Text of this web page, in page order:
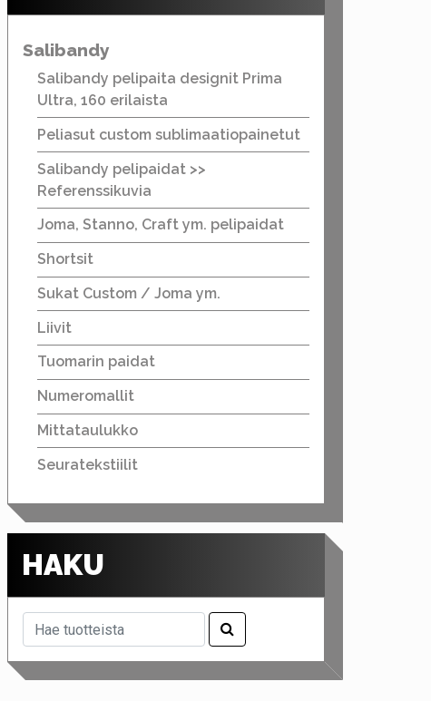
Salibandy
Salibandy pelipaita designit Prima
Ultra, 160 erilaista
Peliasut custom sublimaatiopainetut
Salibandy pelipaidat >>
Referenssikuvia
Joma, Stanno, Craft ym. pelipaidat
Shortsit
Sukat Custom / Joma ym.
Liivit
Tuomarin paidat
Numeromallit
Mittataulukko
Seuratekstiilit
HAKU